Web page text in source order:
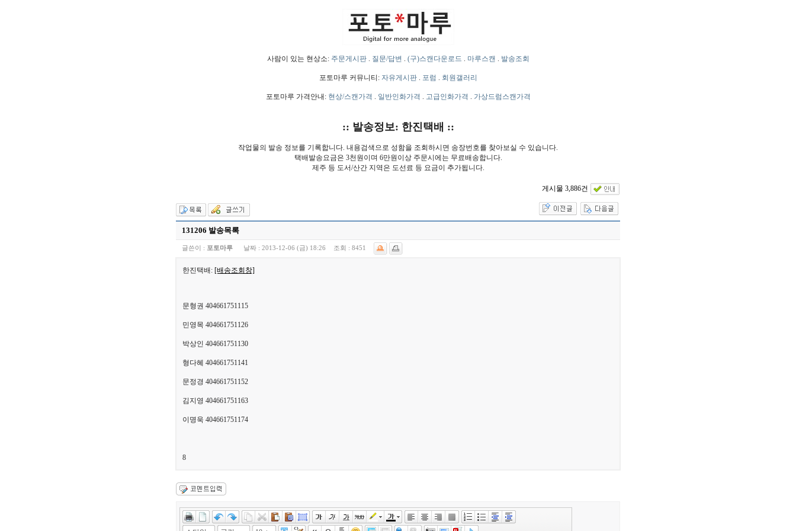
사람이 있는 현상소: 주문게시판. 질문/답변 . (구)스캔다운로드 . 마루스캔 . 발송조회
포토마루 커뮤니티: 자유게시판. 포럼 . 회원갤러리
포토마루 가격안내: 현상/스캔가격 . 일반인화가격 . 고급인화가격 . 가상드럼스캔가격
:: 발송정보: 한진택배 ::
작업물의 발송 정보를 기록합니다. 내용검색으로 성함을 조회하시면 송장번호를 찾아보실 수 있습니다.
택배발송요금은 3천원이며 6만원이상 주문시에는 무료배송합니다.
제주 등 도서/산간 지역은 도선료 등 요금이 추가됩니다.
게시물 3,886건
131206 발송목록
글쓴이 : 포토마루 날짜 : 2013-12-06 (금) 18:26 조회 : 8451
한진택배: [배송조회창]
문형권 404661751115
민영목 404661751126
박상인 404661751130
형다혜 404661751141
문정경 404661751152
김지영 404661751163
이명욱 404661751174
8